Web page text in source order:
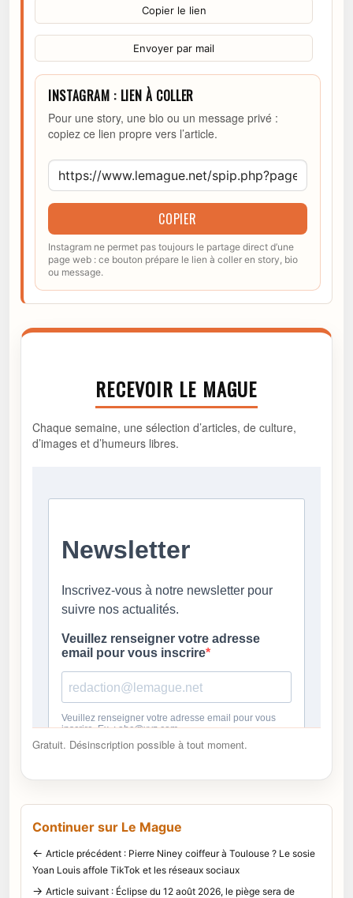
Copier le lien
Envoyer par mail
INSTAGRAM : LIEN À COLLER
Pour une story, une bio ou un message privé :
copiez ce lien propre vers l’article.
COPIER
Instagram ne permet pas toujours le partage direct d’une
page web : ce bouton prépare le lien à coller en story, bio
ou message.
RECEVOIR LE MAGUE
Chaque semaine, une sélection d’articles, de culture,
d’images et d’humeurs libres.
Gratuit. Désinscription possible à tout moment.
Continuer sur Le Mague
← Article précédent : Pierre Niney coiffeur à Toulouse ? Le sosie
Yoan Louis affole TikTok et les réseaux sociaux
→ Article suivant : Éclipse du 12 août 2026, le piège sera de